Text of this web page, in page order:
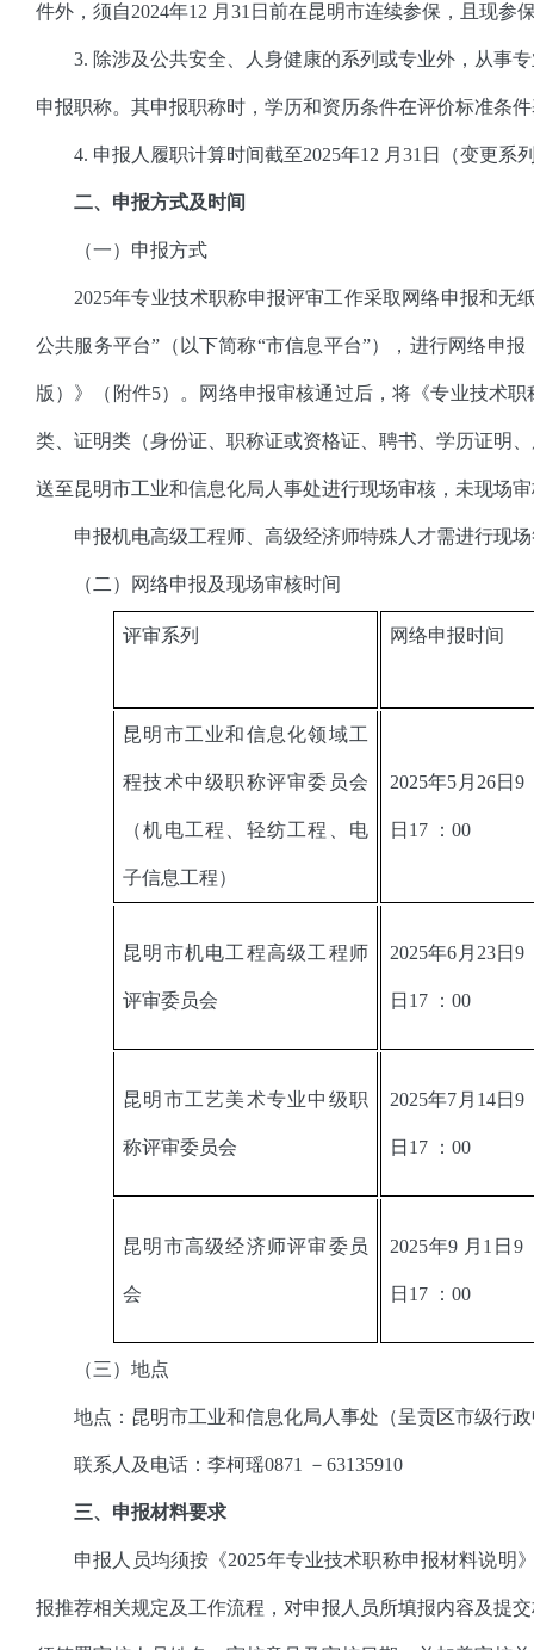
件外，须自2024年12 月31日前在昆明市连续参保，且现参
3. 除涉及公共安全、人身健康的系列或专业外，从事
申报职称。其申报职称时，学历和资历条件在评价标准条
4. 申报人履职计算时间截至2025年12 月31日（变更系
二、申报方式及时间
（一）申报方式
2025年专业技术职称申报评审工作采取网络申报和无
公共服务平台”（以下简称“市信息平台”），进行网络申
版）》（附件5）。网络申报审核通过后，将《专业技术
类、证明类（身份证、职称证或资格证、聘书、学历证明
送至昆明市工业和信息化局人事处进行现场审核，未现场
申报机电高级工程师、高级经济师特殊人才需进行现
（二）网络申报及现场审核时间
评审系列 网络申报时间
昆明市工业和信息化领域工
程技术中级职称评审委员会
（机电工程、轻纺工程、电
子信息工程）
2025年5月26日
日17 ：00
昆明市机电工程高级工程师
评审委员会
2025年6月23日
日17 ：00
昆明市工艺美术专业中级职
称评审委员会
2025年7月14日
日17 ：00
昆明市高级经济师评审委员
会
2025年9 月1日9
日17 ：00
（三）地点
地点：昆明市工业和信息化局人事处（呈贡区市级行
联系人及电话：李柯瑶0871 －63135910
三、申报材料要求
申报人员均须按《2025年专业技术职称申报材料说明
报推荐相关规定及工作流程，对申报人员所填报内容及提